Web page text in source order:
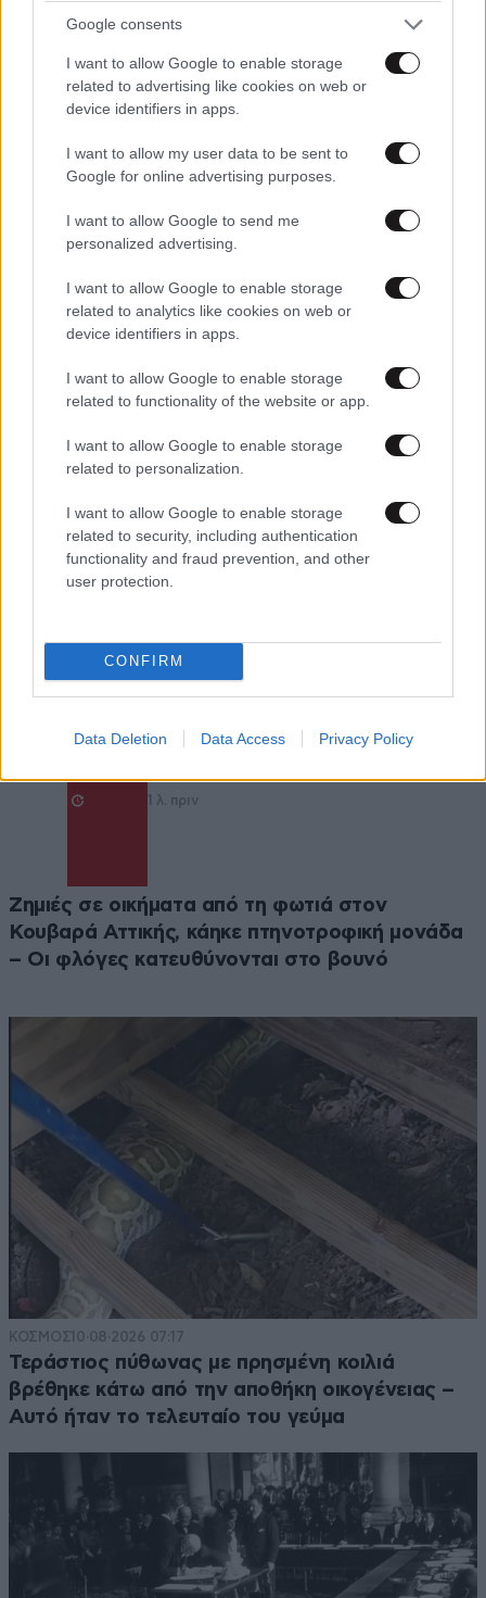
Google consents
I want to allow Google to enable storage
related to advertising like cookies on web or
device identifiers in apps.
I want to allow my user data to be sent to
Google for online advertising purposes.
I want to allow Google to send me
personalized advertising.
I want to allow Google to enable storage
related to analytics like cookies on web or
device identifiers in apps.
I want to allow Google to enable storage
related to functionality of the website or app.
I want to allow Google to enable storage
related to personalization.
I want to allow Google to enable storage
related to security, including authentication
functionality and fraud prevention, and other
user protection.
CONFIRM
Data Deletion Data Access Privacy Policy
1 λ. πριν
Ζημιές σε οικήματα από τη φωτιά στον
Κουβαρά Αττικής, κάηκε πτηνοτροφική μονάδα
– Οι φλόγες κατευθύνονται στο βουνό
ΚΟΣΜΟΣ10·08·2026 07:17
Τεράστιος πύθωνας με πρησμένη κοιλιά
βρέθηκε κάτω από την αποθήκη οικογένειας –
Αυτό ήταν το τελευταίο του γεύμα